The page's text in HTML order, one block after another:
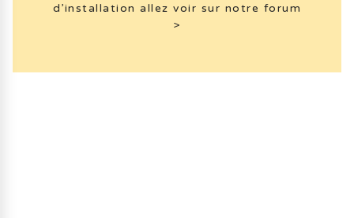
d’installation allez voir sur notre forum
>